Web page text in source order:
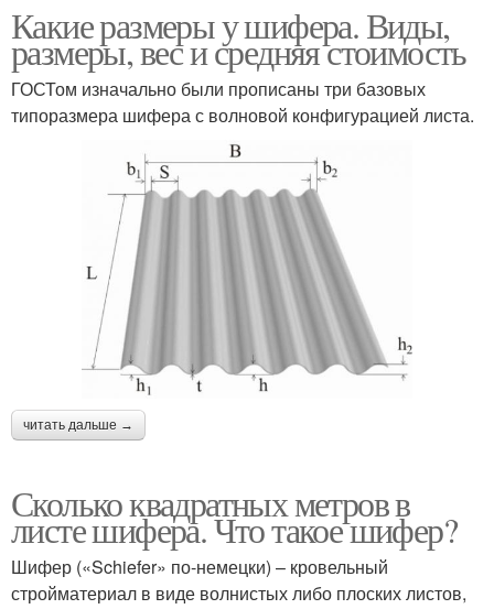
Какие размеры у шифера. Виды,
размеры, вес и средняя стоимость
ГОСТом изначально были прописаны три базовых
типоразмера шифера с волновой конфигурацией листа.
читать дальше →
Сколько квадратных метров в
листе шифера. Что такое шифер?
Шифер («Schiefer» по-немецки) – кровельный
стройматериал в виде волнистых либо плоских листов,